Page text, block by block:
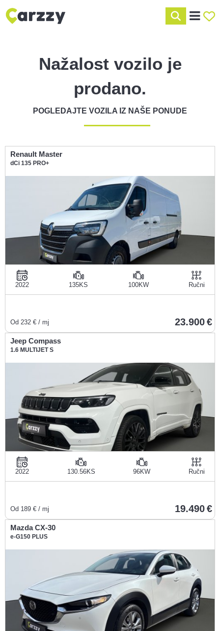
Nažalost vozilo je
prodano.
POGLEDAJTE VOZILA IZ NAŠE PONUDE
Renault Master
dCi 135 PRO+
2022 135KS 100KW Ručni
Od 232 € / mj 23.900
Jeep Compass
1.6 MULTIJET S
2022 130.56KS 96KW Ručni
Od 189 € / mj 19.490
Mazda CX-30
e-G150 PLUS